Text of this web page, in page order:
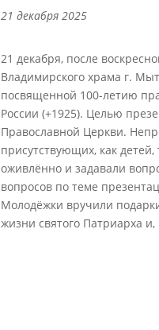
21 декабря 2025
21 декабря, после
Владимирского храма г.
посвященной 100-летию
России (+1925). Целью
Православной Церкви.
присутствующих, как
оживлённо и задавали
вопросов по теме
Молодёжки вручили
жизни святого Патриарха и,